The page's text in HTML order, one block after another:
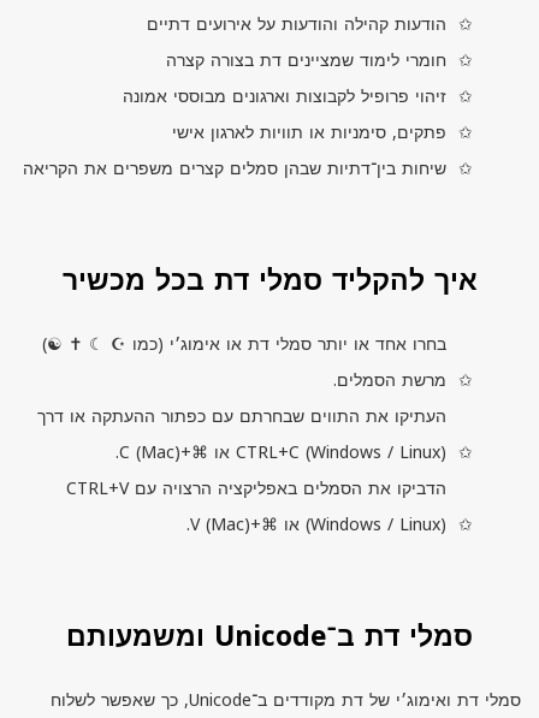
הודעות קהילה והודעות על אירועים דתיים
חומרי לימוד שמציינים דת בצורה קצרה
זיהוי פרופיל לקבוצות וארגונים מבוססי אמונה
פתקים, סימניות או תוויות לארגון אישי
שיחות בין־דתיות שבהן סמלים קצרים משפרים את הקריאה
איך להקליד סמלי דת בכל מכשיר
בחרו אחד או יותר סמלי דת או אימוג׳י (כמו ☪ ☾ ✝ ☯)
מרשת הסמלים.
העתיקו את התווים שבחרתם עם כפתור ההעתקה או דרך
CTRL+C (Windows / Linux) או ⌘+ C (Mac).
הדביקו את הסמלים באפליקציה הרצויה עםCTRL+V
(Windows / Linux) או ⌘+ V(Mac).
סמלי דת ב־Unicode ומשמעותם
סמלי דת ואימוג׳י של דת מקודדים ב־Unicode, כך שאפשר לשלוח